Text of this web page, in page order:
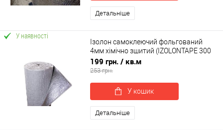
Детальніше
У наявності
Ізолон самоклеючий фольгований
4мм хімічно зшитий (IZOLONTAPE 300
LA, 3004)
199 грн. / кв.м
253 грн.
У кошик
Детальніше